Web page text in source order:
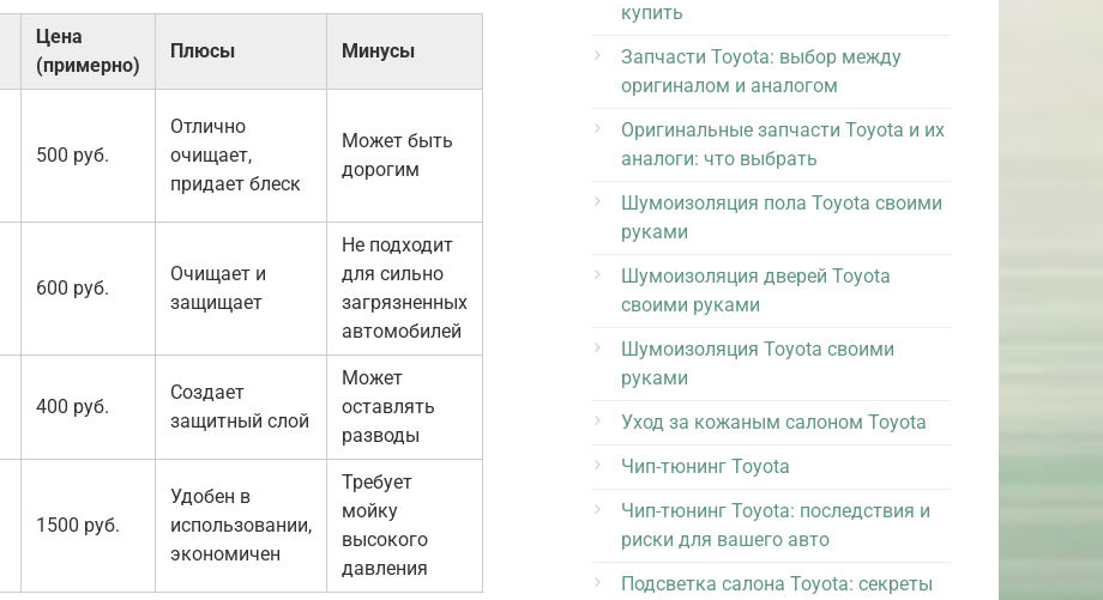
Цена
(примерно)
Плюсы Минусы
500 руб.
Отлично
очищает,
придает блеск
Может быть
дорогим
600 руб.
Очищает и
защищает
Не подходит
для сильно
загрязненных
автомобилей
400 руб.
Создает
защитный слой
Может
оставлять
разводы
1500 руб.
Удобен в
использовании,
экономичен
Требует
мойку
высокого
давления
купить
Запчасти Toyota: выбор между
оригиналом и аналогом
Оригинальные запчасти Toyota и их
аналоги: что выбрать
Шумоизоляция пола Toyota своими
руками
Шумоизоляция дверей Toyota
своими руками
Шумоизоляция Toyota своими
руками
Уход за кожаным салоном Toyota
Чип-тюнинг Toyota
Чип-тюнинг Toyota: последствия и
риски для вашего авто
Подсветка салона Toyota: секреты